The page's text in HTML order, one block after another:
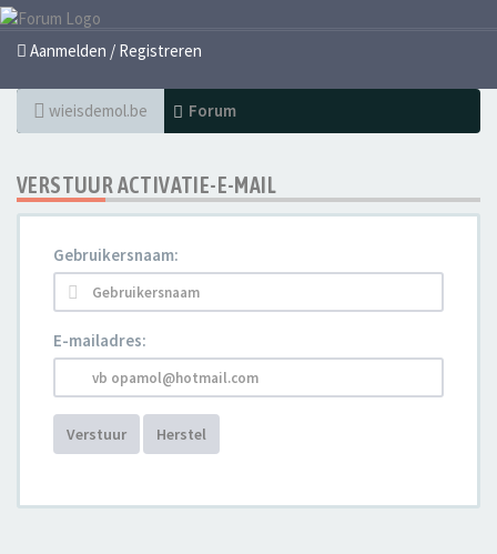
Aanmelden / Registreren
wieisdemol.be Forum
VERSTUUR ACTIVATIE-E-MAIL
Gebruikersnaam:
E-mailadres:
Verstuur Herstel